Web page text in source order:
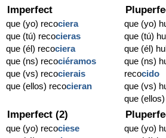
Imperfect
que (yo) recociera
que (tú) recocieras
que (él) recociera
que (ns) recociéramos
que (vs) recocierais
que (ellos) recocieran
que (yo)
que (tú)
que (él)
que (ns)
recocido
que (vs)
que
Imperfect (2)
que (yo) recociese
que (yo)